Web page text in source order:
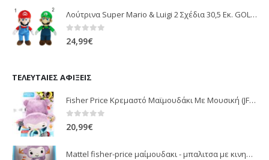
Λούτρινα Super Mario & Luigi 2 Σχέδια 30,5 Εκ. GOL13769
0 out of 5
24,99€
ΤΕΛΕΥΤΑΊΕΣ ΑΦΊΞΕΙΣ
Fisher Price Κρεμαστό Μαϊμουδάκι Με Μουσική (JFF02)
0 out of 5
20,99€
Mattel fisher-price μαίμουδακι - μπαλιτσα με κινηση JLB95